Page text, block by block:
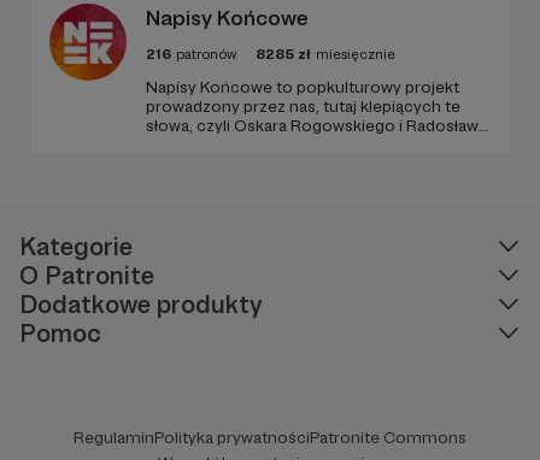
podaną w przystępny i angażujący sposób.
Napisy Końcowe
216 patronów 8285 zł miesięcznie
Napisy Końcowe to popkulturowy projekt
prowadzony przez nas, tutaj klepiących te
słowa, czyli Oskara Rogowskiego i Radosława
Kategorie
O Patronite
Dodatkowe produkty
Pomoc
RegulaminPolityka prywatnościPatronite Commons